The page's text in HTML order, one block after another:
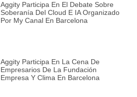
Aggity Participa En El Debate Sobre
Soberanía Del Cloud E IA Organizado
Por My Canal En Barcelona
Aggity Participa En La Cena De
Empresarios De La Fundación
Empresa Y Clima En Barcelona